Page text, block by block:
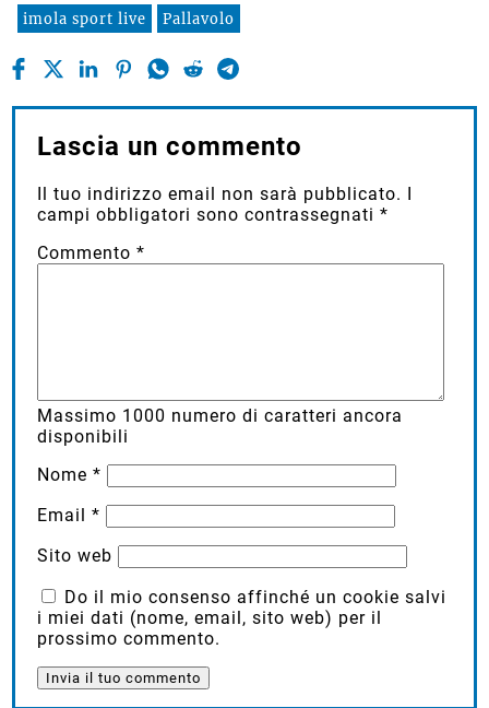
imola sport live
Pallavolo
Lascia un commento
Il tuo indirizzo email non sarà pubblicato. I
campi obbligatori sono contrassegnati*
Commento*
Massimo 1000 numero di caratteri ancora
disponibili
Nome*
Email*
Sito web
Do il mio consenso affinché un cookie salvi
i miei dati (nome, email, sito web) per il
prossimo commento.